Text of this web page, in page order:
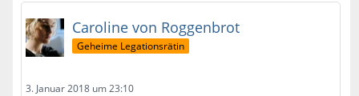
Caroline von Roggenbrot
Geheime Legationsrätin
3. Januar 2018 um 23:10